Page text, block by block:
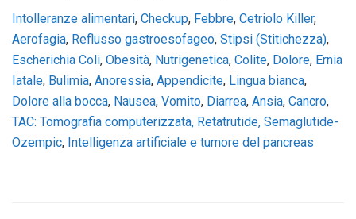
Intolleranze alimentari, Checkup, Febbre, Cetriolo Killer,
Aerofagia, Reflusso gastroesofageo, Stipsi (Stitichezza),
Escherichia Coli, Obesità, Nutrigenetica, Colite, Dolore, Ernia
Iatale, Bulimia, Anoressia, Appendicite, Lingua bianca,
Dolore alla bocca, Nausea, Vomito, Diarrea, Ansia, Cancro,
TAC: Tomografia computerizzata, Retatrutide, Semaglutide-
Ozempic, Intelligenza artificiale e tumore del pancreas